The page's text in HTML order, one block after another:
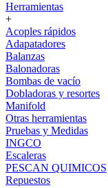
Herramientas
+
Acoples rápidos
Adapatadores
Balanzas
Balonadoras
Bombas de vacío
Dobladoras y resortes
Manifold
Otras herramientas
Pruebas y Medidas
INGCO
Escaleras
PESCAN QUIMICOS
Repuestos